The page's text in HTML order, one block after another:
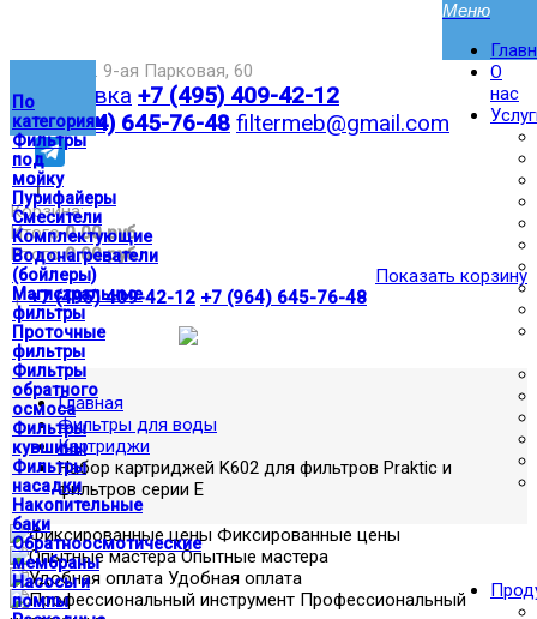
По
категориям
Фильтры
под
мойку
Пурифайеры
Смесители
Комплектующие
Водонагреватели
(бойлеры)
Магистральные
фильтры
Проточные
фильтры
Фильтры
обратного
осмоса
Фильтры
кувшины
Фильтры
насадки
Накопительные
баки
Обратноосмотические
мембраны
Насосы и
помпы
Москва,ул. 9-ая Парковая, 60
Доставка +7 (495) 409-42-12
+7 (964) 645-76-48 filtermeb@gmail.com
|
Корзина:
Итого0.00 руб
Итого0.00 руб
Показать корзину
| +7 (495) 409-42-12 +7 (964) 645-76-48
О
нас
Главная
Фильтры для воды
Картриджи
Набор картриджей K602 для фильтров Praktic и
фильтров серии E
Фиксированные цены
Опытные мастера
Удобная оплата
Профессиональный